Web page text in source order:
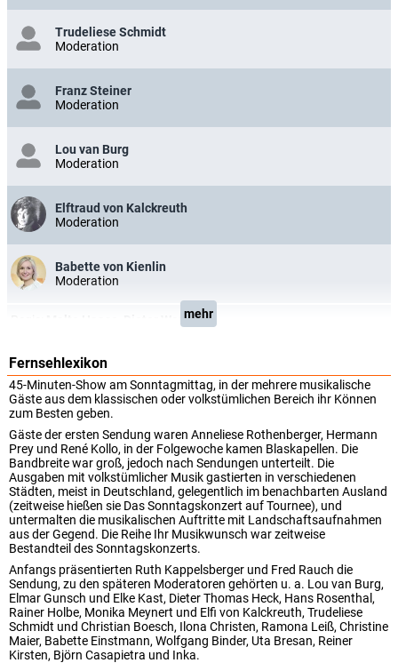
Trudeliese Schmidt
Moderation
Franz Steiner
Moderation
Lou van Burg
Moderation
Elftraud von Kalckreuth
Moderation
Babette von Kienlin
Moderation
Dieter Wendrich
mehr
Fernsehlexikon
45-Minuten-Show am Sonntagmittag, in der mehrere musikalische
Gäste aus dem klassischen oder volkstümlichen Bereich ihr Können
zum Besten geben.
Gäste der ersten Sendung waren Anneliese Rothenberger, Hermann
Prey und René Kollo, in der Folgewoche kamen Blaskapellen. Die
Bandbreite war groß, jedoch nach Sendungen unterteilt. Die
Ausgaben mit volkstümlicher Musik gastierten in verschiedenen
Städten, meist in Deutschland, gelegentlich im benachbarten Ausland
(zeitweise hießen sie Das Sonntagskonzert auf Tournee), und
untermalten die musikalischen Auftritte mit Landschaftsaufnahmen
aus der Gegend. Die Reihe Ihr Musikwunsch war zeitweise
Bestandteil des Sonntagskonzerts.
Anfangs präsentierten Ruth Kappelsberger und Fred Rauch die
Sendung, zu den späteren Moderatoren gehörten u. a. Lou van Burg,
Elmar Gunsch und Elke Kast, Dieter Thomas Heck, Hans Rosenthal,
Rainer Holbe, Monika Meynert und Elfi von Kalckreuth, Trudeliese
Schmidt und Christian Boesch, Ilona Christen, Ramona Leiß, Christine
Maier, Babette Einstmann, Wolfgang Binder, Uta Bresan, Reiner
Kirsten, Björn Casapietra und Inka.